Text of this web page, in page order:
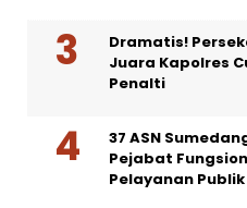
Dramatis!
Juara Kapolres
Penalti
37 ASN
Pejabat
Pelayanan